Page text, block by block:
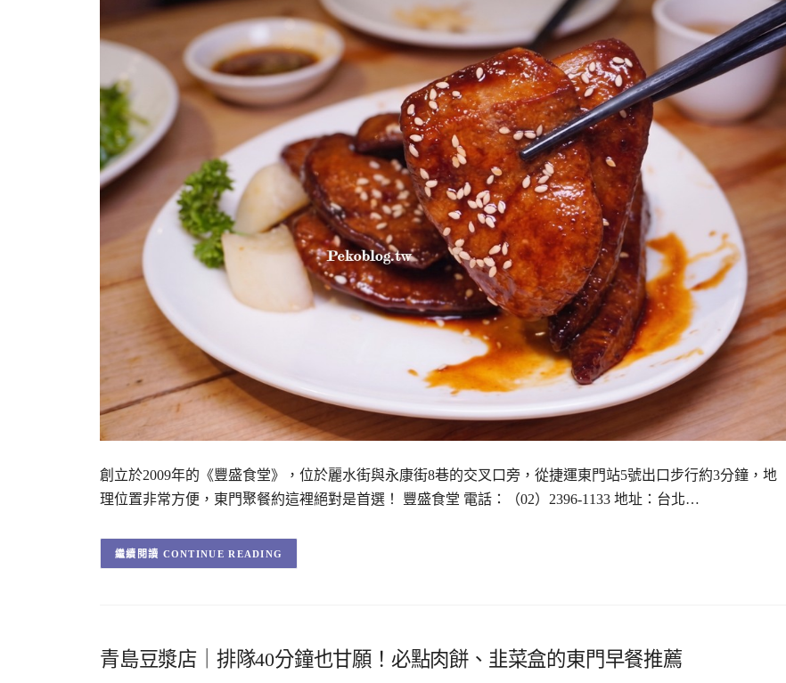
創立於2009年的《豐盛食堂》，位於麗水街與永康街8巷的交叉口旁，從捷運東門站5號出口步行約3分鐘，地
理位置非常方便，東門聚餐約這裡絕對是首選！ 豐盛食堂 電話：（02）2396-1133 地址：台北…
CONTINUE READING
青島豆漿店｜排隊40分鐘也甘願！必點肉餅、韭菜盒的東門早餐推薦